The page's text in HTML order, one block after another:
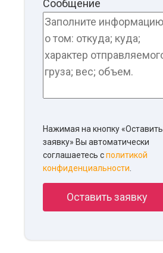
Сообщение
Нажимая на кнопку «Оставить
заявку» Вы автоматически
соглашаетесь сполитикой
конфиденциальности